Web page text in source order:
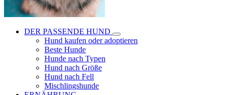
DER PASSENDE HUND
Hund kaufen oder adoptieren
Beste Hunde
Hunde nach Typen
Hund nach Größe
Hund nach Fell
Mischlingshunde